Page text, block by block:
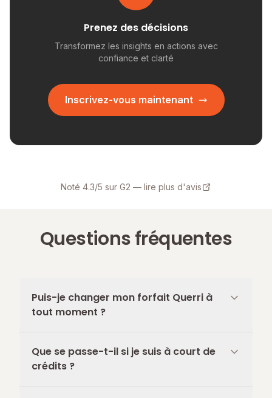
Prenez des décisions
Transformez les insights en actions avec
confiance et clarté
Inscrivez-vous maintenant
Noté 4.3/5 sur G2 — lire plus d'avis
Questions fréquentes
Puis-je changer mon forfait Querri à
tout moment ?
Que se passe-t-il si je suis à court de
crédits ?